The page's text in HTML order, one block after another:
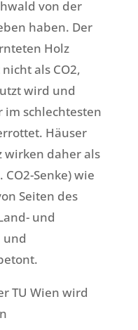
von der
haben. Der
Holz
als CO2,
wird und
schlechtesten
Häuser
wirken daher als
Senke) wie
Seiten des
und
und
TU Wien wird